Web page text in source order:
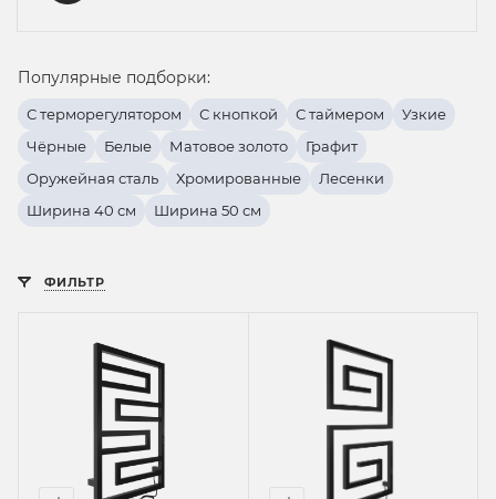
Популярные подборки:
С терморегулятором С кнопкой С таймером
Узкие
Чёрные
Белые Матовое золото
Графит
Оружейная сталь
Хромированные
Лесенки
Ширина 40 см
Ширина 50 см
ФИЛЬТР